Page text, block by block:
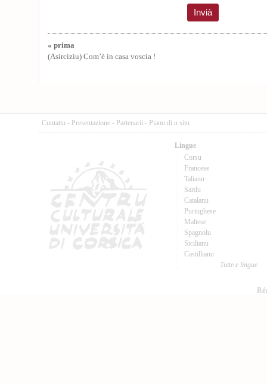
« prima
(Asirciziu) Com’è in casa voscia !
Cuntattu - Presentazione - Partenarii - Pianu di u situ
Lingue
Corsu
Francese
Talianu
Sardu
Catalanu
Purtughese
Maltese
Spagnolu
Sicilianu
Castillianu
Tutte e lingue